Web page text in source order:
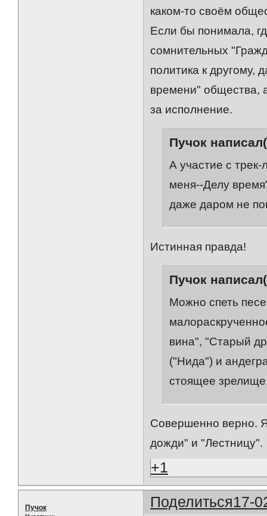
каком-то своём
Если бы понимала,
сомнительных
политика к другому,
времени" общества,
за исполнение.
Пучок
А участие с
меня--Делу
даже даром не
Истинная правда!
Пучок
Можно спеть
вина", "Старый
("Нида") и
стоящее
Совершенно верно.
дожди" и "Лестницу".
+1
Поделиться17-
Пучок